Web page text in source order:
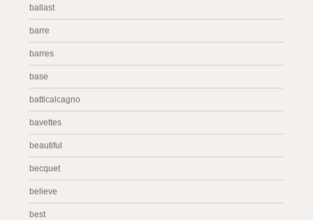
ballast
barre
barres
base
batticalcagno
bavettes
beautiful
becquet
believe
best